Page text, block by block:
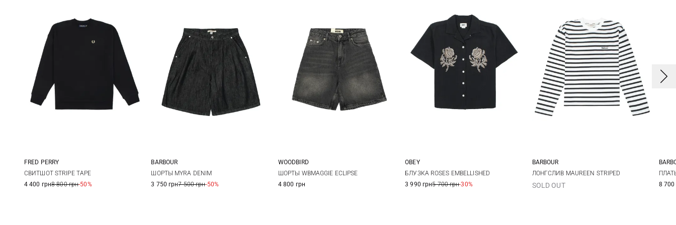
6 8
FRED PERRY
СВИТШОТ STRIPE TAPE
4 400 грн8 800 грн-50%
8 10
BARBOUR
ШОРТЫ MYRA DENIM
3 750 грн7 500 грн-50%
25 26 27
WOODBIRD
ШОРТЫ WBMAGGIE ECLIPSE
4 800 грн
XS S M
OBEY
БЛУЗКА ROSES EMBELLISHED
3 990 грн5 700 грн-30%
S M
BARBOUR
ЛОНГСЛИВ MAUREEN STRIPED
SOLD OUT
8
8 700